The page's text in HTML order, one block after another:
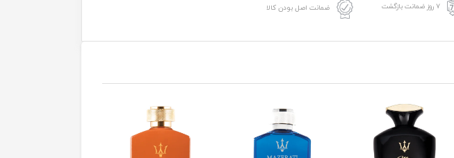
۷ روز ضمانت بازگشت ضمانت اصل بودن کالا